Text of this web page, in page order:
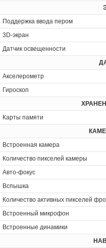
Поддержка ввода пером
3D-экран
Датчик освещенности
Акселерометр
Гироскоп
Карты памяти
Встроенная камера
Количество пикселей камеры
Авто-фокус
Вспышка
Количество активных пикселей
Встроенный микрофон
Встроенные динамики